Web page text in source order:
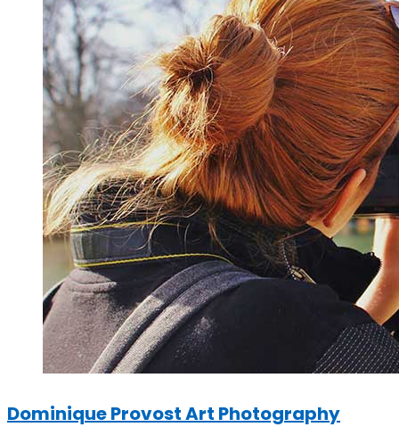
Dominique Provost Art Photography